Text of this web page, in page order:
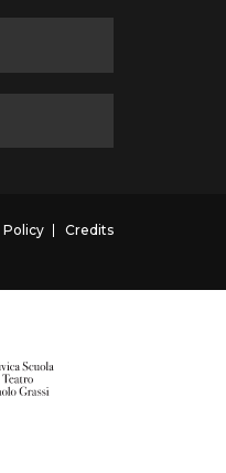
Policy Credits